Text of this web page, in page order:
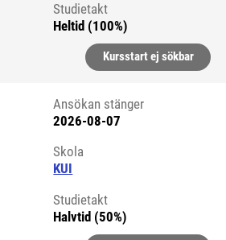
Studietakt
Heltid (100%)
Kursstart ej sökbar
Ansökan stänger
2026-08-07
Skola
KUI
Studietakt
Halvtid (50%)